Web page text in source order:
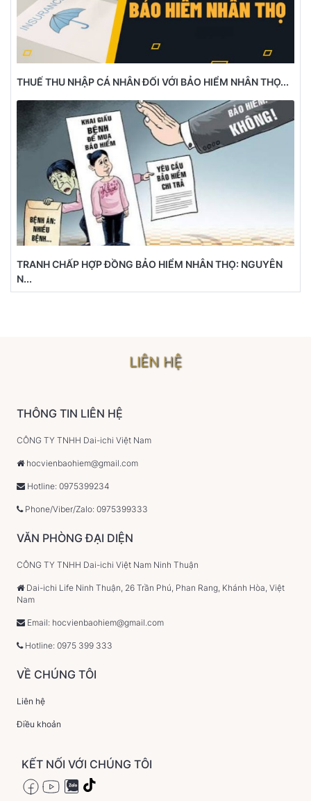
THUẾ THU NHẬP CÁ NHÂN ĐỐI VỚI BẢO HIỂM NHÂN THỌ...
TRANH CHẤP HỢP ĐỒNG BẢO HIỂM NHÂN THỌ: NGUYÊN
N...
LIÊN HỆ
THÔNG TIN LIÊN HỆ
CÔNG TY TNHH Dai-ichi Việt Nam
hocvienbaohiem@gmail.com
Hotline: 0975399234
Phone/Viber/Zalo: 0975399333
VĂN PHÒNG ĐẠI DIỆN
CÔNG TY TNHH Dai-ichi Việt Nam Ninh Thuận
Dai-ichi Life Ninh Thuận, 26 Trần Phú, Phan Rang, Khánh Hòa, Việt
Nam
Email: hocvienbaohiem@gmail.com
Hotline: 0975 399 333
VỀ CHÚNG TÔI
Liên hệ
Điều khoản
KẾT NỐI VỚI CHÚNG TÔI